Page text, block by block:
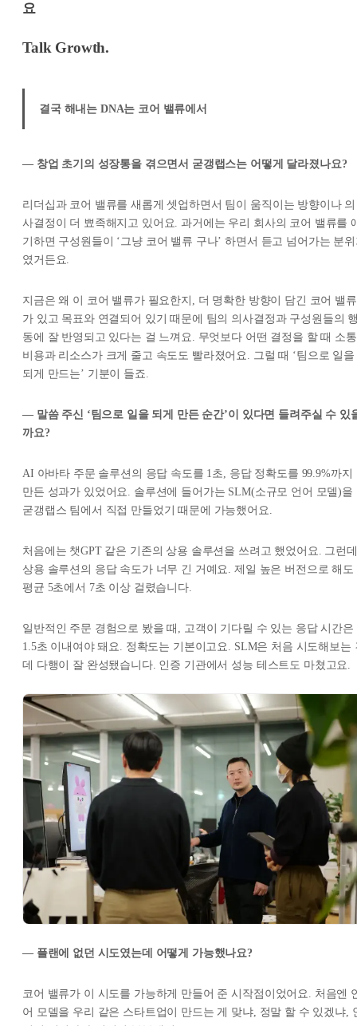
요
Talk Growth.
결국 해내는 DNA는 코어 밸류에서
— 창업 초기의 성장통을 겪으면서 굳갱랩스는 어떻게 달라졌나요?
리더십과 코어 밸류를 새롭게 셋업하면서 팀이 움직이는 방향이나 의
사결정이 더 뾰족해지고 있어요. 과거에는 우리 회사의 코어 밸류를
기하면 구성원들이 ‘그냥 코어 밸류 구나’ 하면서 듣고 넘어가는 분
였거든요.
지금은 왜 이 코어 밸류가 필요한지, 더 명확한 방향이 담긴 코어 밸류
가 있고 목표와 연결되어 있기 때문에 팀의 의사결정과 구성원들의
동에 잘 반영되고 있다는 걸 느껴요. 무엇보다 어떤 결정을 할 때 소통
비용과 리소스가 크게 줄고 속도도 빨라졌어요. 그럴 때 ‘팀으로 일을
되게 만드는’ 기분이 들죠.
— 말씀 주신 ‘팀으로 일을 되게 만든 순간’이 있다면 들려주실 수 있
까요?
AI 아바타 주문 솔루션의 응답 속도를 1초, 응답 정확도를 99.9%까지
만든 성과가 있었어요. 솔루션에 들어가는 SLM(소규모 언어 모델)을
굳갱랩스 팀에서 직접 만들었기 때문에 가능했어요.
처음에는 챗GPT 같은 기존의 상용 솔루션을 쓰려고 했었어요. 그런데
상용 솔루션의 응답 속도가 너무 긴 거예요. 제일 높은 버전으로 해도
평균 5초에서 7초 이상 걸렸습니다.
일반적인 주문 경험으로 봤을 때, 고객이 기다릴 수 있는 응답 시간은
1.5초 이내여야 돼요. 정확도는 기본이고요. SLM은 처음 시도해보는
데 다행이 잘 완성됐습니다. 인증 기관에서 성능 테스트도 마쳤고요.
— 플랜에 없던 시도였는데 어떻게 가능했나요?
코어 밸류가 이 시도를 가능하게 만들어 준 시작점이었어요. 처음엔
어 모델을 우리 같은 스타트업이 만드는 게 맞냐, 정말 할 수 있겠냐,